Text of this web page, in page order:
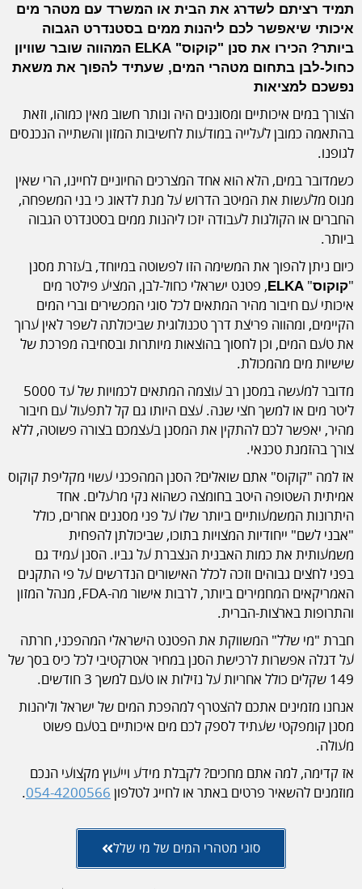
תמיד רציתם לשדרג את הבית או המשרד עם מטהר מים
איכותי שיאפשר לכם ליהנות ממים בסטנדרט הגבוה
ביותר? הכירו את סנן "קוקוס" ELKA המהווה שובר שוויון
כחול-לבן בתחום מטהרי המים, שעתיד להפוך את משאת
נפשכם למציאות
הצורך במים איכותיים ומסוננים היה ונותר חשוב מאין כמוהו, וזאת
בהתאמה כמובן לעלייה במודעות לחשיבות המזון והשתייה הנכנסים
לגופנו.
כשמדובר במים, הלא הוא אחד המצרכים החיוניים לחיינו, הרי שאין
מנוס מלעשות את המיטב הדרוש על מנת לדאוג כי בני המשפחה,
החברים או הקולגות לעבודה יזכו ליהנות ממים בסטנדרט הגבוה
ביותר.
כיום ניתן להפוך את המשימה הזו לפשוטה במיוחד, בעזרת מסנן
"קוקוס"
ELKA, פטנט ישראלי כחול-לבן, המציע פילטר מים
איכותי עם חיבור מהיר המתאים לכל סוגי המכשירים וברי המים
הקיימים, ומהווה פריצת דרך טכנולוגית שביכולתה לשפר לאין ערוך
את טעם המים, וכן לחסוך בהוצאות מיותרות ובסחיבה מפרכת של
שישיות מים מהמכולת.
מדובר למעשה במסנן רב עוצמה המתאים לכמויות של עד 5000
ליטר מים או למשך חצי שנה. עצם היותו גם קל לתפעול עם חיבור
מהיר, יאפשר לכם להתקין את המסנן בעצמכם בצורה פשוטה, ללא
צורך בהזמנת טכנאי.
אז למה "קוקוס" אתם שואלים? הסנן המהפכני עשוי מקליפת קוקוס
אמיתית השטופה היטב בחומצה כשהוא נקי מרעלים. אחד
היתרונות המשמעותיים ביותר שלו על פני מסננים אחרים, כולל
"אבני לשם" ייחודיות המצויות בתוכו, שביכולתן להפחית
משמעותית את כמות האבנית הנצברת על גביו. הסנן עמיד גם
בפני לחצים גבוהים וזכה לכלל האישורים הנדרשים על פי התקנים
האמריקאים המחמירים ביותר, לרבות אישור מה-FDA, מנהל המזון
והתרופות בארצות-הברית.
חברת "מי שלל" המשווקת את הפטנט הישראלי המהפכני, חרתה
על דגלה אפשרות לרכישת הסנן במחיר אטרקטיבי לכל כיס בסך של
149 שקלים כולל אחריות על נזילות או טעם למשך 3 חודשים.
אנחנו מזמינים אתכם להצטרף למהפכת המים של ישראל וליהנות
מסנן קומפקטי שעתיד לספק לכם מים איכותיים בטעם פשוט
מעולה.
אז קדימה, למה אתם מחכים? לקבלת מידע וייעוץ מקצועי הנכם
מוזמנים להשאיר פרטים באתר או לחייג לטלפון 054-4200566
.
סוגי מטהרי המים של מי שלל